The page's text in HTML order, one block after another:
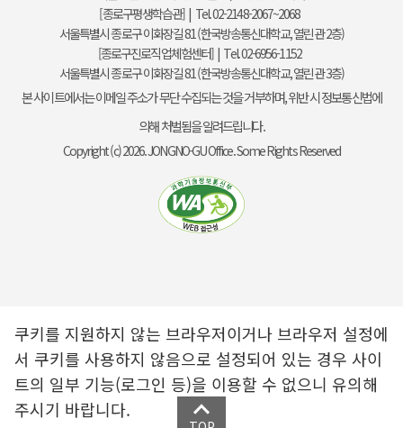
[종로구평생학습관] | Tel. 02-2148-2067~2068
서울특별시 종로구 이화장길 81 (한국방송통신대학교, 열린관 2층)
[종로구진로직업체험센터] | Tel. 02-6956-1152
서울특별시 종로구 이화장길 81 (한국방송통신대학교, 열린관 3층)
본 사이트에서는 이메일 주소가 무단 수집되는 것을 거부하며, 위반 시 정보통신법에
의해 처벌됨을 알려드립니다.
Copyright (c) 2026. JONGNO-GU Office. Some Rights Reserved
쿠키를 지원하지 않는 브라우저이거나 브라우저 설정에
서 쿠키를 사용하지 않음으로 설정되어 있는 경우 사이
트의 일부 기능(로그인 등)을 이용할 수 없으니 유의해
주시기 바랍니다.